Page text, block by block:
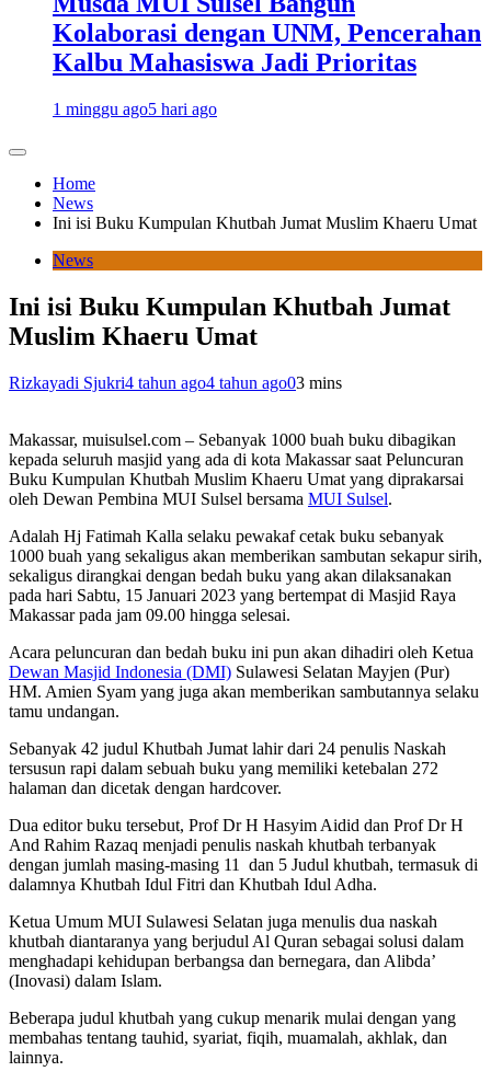
Kolaborasi dengan UNM, Pencerahan
Kalbu Mahasiswa Jadi Prioritas
1 minggu ago5 hari ago
Home
News
Ini isi Buku Kumpulan Khutbah Jumat Muslim Khaeru Umat
News
Ini isi Buku Kumpulan Khutbah Jumat
Muslim Khaeru Umat
Rizkayadi Sjukri4 tahun ago4 tahun ago03 mins
Makassar, muisulsel.com – Sebanyak 1000 buah buku dibagikan
kepada seluruh masjid yang ada di kota Makassar saat Peluncuran
Buku Kumpulan Khutbah Muslim Khaeru Umat yang diprakarsai
oleh Dewan Pembina MUI Sulsel bersama MUI Sulsel.
Adalah Hj Fatimah Kalla selaku pewakaf cetak buku sebanyak
1000 buah yang sekaligus akan memberikan sambutan sekapur sirih,
sekaligus dirangkai dengan bedah buku yang akan dilaksanakan
pada hari Sabtu, 15 Januari 2023 yang bertempat di Masjid Raya
Makassar pada jam 09.00 hingga selesai.
Acara peluncuran dan bedah buku ini pun akan dihadiri oleh Ketua
Dewan Masjid Indonesia (DMI) Sulawesi Selatan Mayjen (Pur)
HM. Amien Syam yang juga akan memberikan sambutannya selaku
tamu undangan.
Sebanyak 42 judul Khutbah Jumat lahir dari 24 penulis Naskah
tersusun rapi dalam sebuah buku yang memiliki ketebalan 272
halaman dan dicetak dengan hardcover.
Dua editor buku tersebut, Prof Dr H Hasyim Aidid dan Prof Dr H
And Rahim Razaq menjadi penulis naskah khutbah terbanyak
dengan jumlah masing-masing 11 dan 5 Judul khutbah, termasuk di
dalamnya Khutbah Idul Fitri dan Khutbah Idul Adha.
Ketua Umum MUI Sulawesi Selatan juga menulis dua naskah
khutbah diantaranya yang berjudul Al Quran sebagai solusi dalam
menghadapi kehidupan berbangsa dan bernegara, dan Alibda’
(Inovasi) dalam Islam.
Beberapa judul khutbah yang cukup menarik mulai dengan yang
membahas tentang tauhid, syariat, fiqih, muamalah, akhlak, dan
lainnya.